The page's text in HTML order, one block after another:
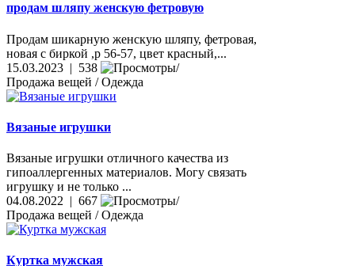
продам шляпу женскую фетровую
Продам шикарную женскую шляпу, фетровая,
новая с биркой ,р 56-57, цвет красный,...
15.03.2023 | 538
Продажа вещей / Одежда
Вязаные игрушки
Вязаные игрушки отличного качества из
гипоаллергенных материалов. Могу связать
игрушку и не только ...
04.08.2022 | 667
Продажа вещей / Одежда
Куртка мужская